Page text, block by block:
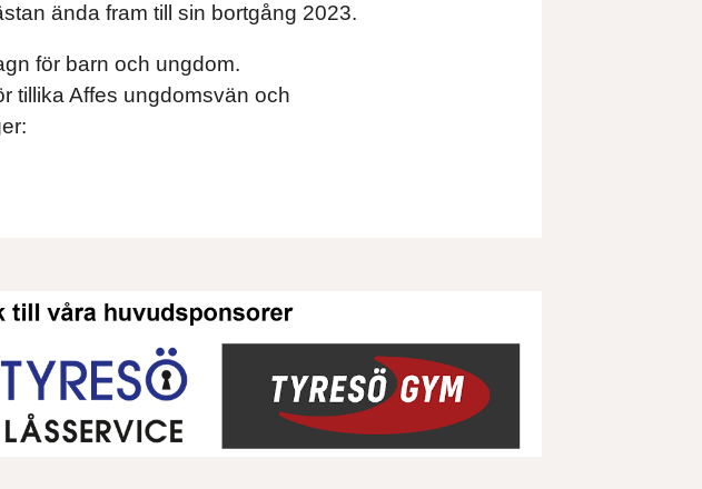
ända fram till sin bortgång 2023.
för barn och ungdom.
tillika Affes ungdomsvän och